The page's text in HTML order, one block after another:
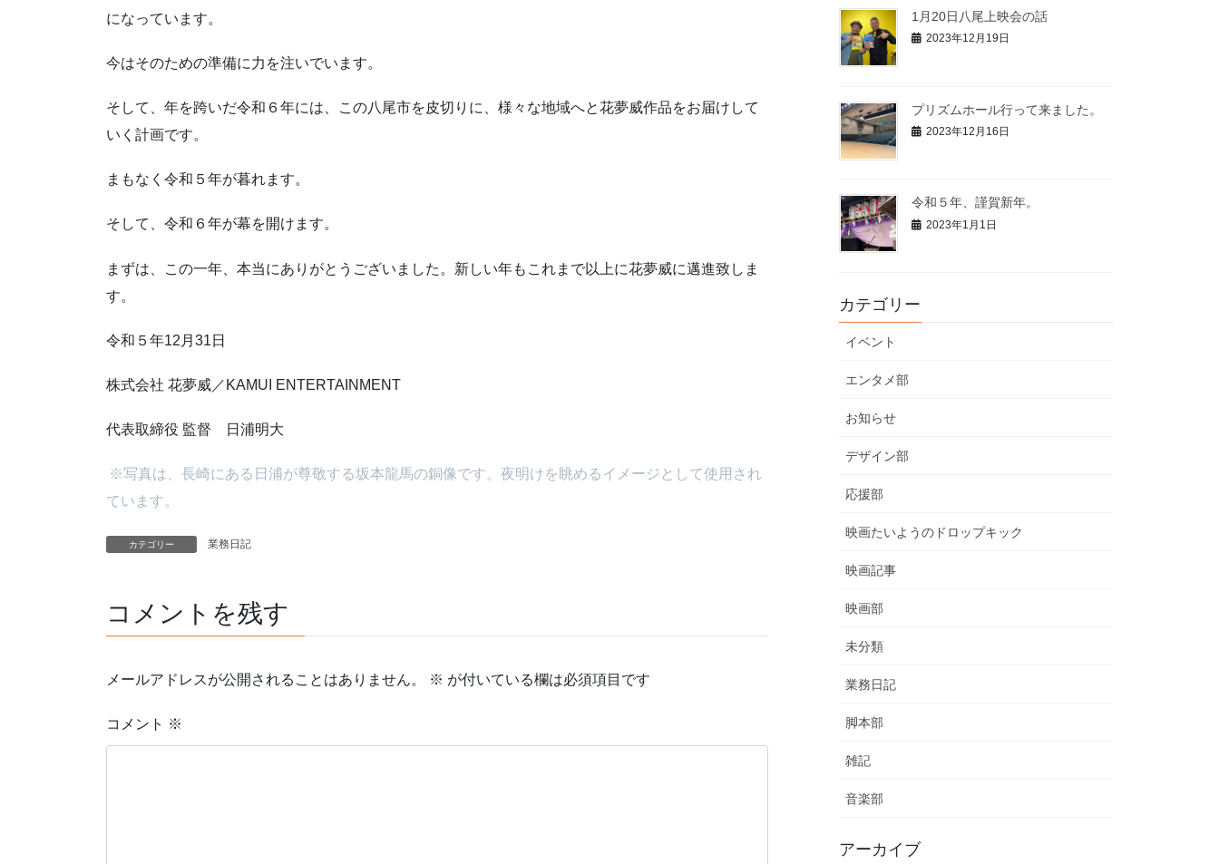
になっています。
今はそのための準備に力を注いでいます。
そして、年を跨いだ令和６年には、この八尾市を皮切りに、様々な地域へと花夢威作品をお届けして
いく計画です。
まもなく令和５年が暮れます。
そして、令和６年が幕を開けます。
まずは、この一年、本当にありがとうございました。新しい年もこれまで以上に花夢威に邁進致しま
す。
令和５年12月31日
株式会社 花夢威／KAMUI ENTERTAINMENT
代表取締役 監督 日浦明大
※写真は、長崎にある日浦が尊敬する坂本龍馬の銅像です。夜明けを眺めるイメージとして使用され
ています。
カテゴリー 業務日記
コメントを残す
メールアドレスが公開されることはありません。 ※ が付いている欄は必須項目です
コメント ※
1月20日八尾上映会の話
2023年12月19日
プリズムホール行って来ました。
2023年12月16日
令和５年、謹賀新年。
2023年1月1日
カテゴリー
イベント
エンタメ部
お知らせ
デザイン部
応援部
映画たいようのドロップキック
映画記事
映画部
未分類
業務日記
脚本部
雑記
音楽部
アーカイブ